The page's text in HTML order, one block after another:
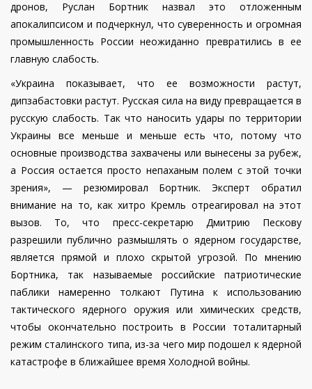
дронов, Руслан Бортник назвал это отложенным
апокалипсисом и подчеркнул, что суверенность и огромная
промышленность России неожиданно превратились в ее
главную слабость.
«Украина показывает, что ее возможности растут,
дипзабастовки растут. Русская сила на виду превращается в
русскую слабость. Так что наносить удары по территории
Украины все меньше и меньше есть что, потому что
основные производства захвачены или вынесены за рубеж,
а Россия остается просто непаханым полем с этой точки
зрения», — резюмировал Бортник. Эксперт обратил
внимание на то, как хитро Кремль отреагировал на этот
вызов. То, что пресс-секретарю Дмитрию Пескову
разрешили публично размышлять о ядерном государстве,
является прямой и плохо скрытой угрозой. По мнению
Бортника, так называемые российские патриотические
паблики намеренно толкают Путина к использованию
тактического ядерного оружия или химических средств,
чтобы окончательно построить в России тоталитарный
режим сталинского типа, из-за чего мир подошел к ядерной
катастрофе в ближайшее время Холодной войны.